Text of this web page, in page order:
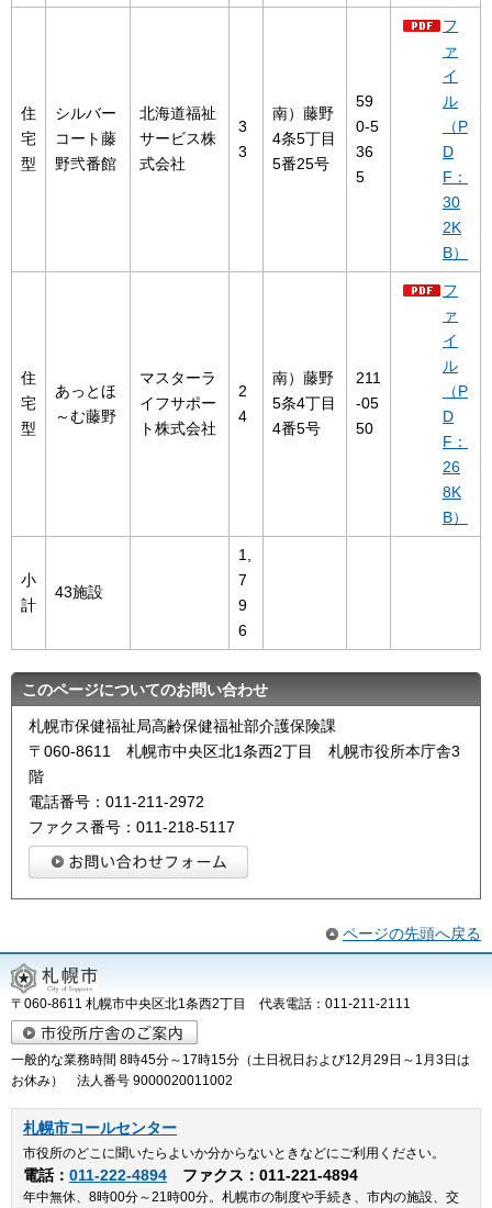
住
宅
型
シルバー
コート藤
野弐番館
北海道福祉
サービス株
式会社
3
3
南）藤野
4条5丁目
5番25号
59
0-5
36
5
フ
ァ
イ
ル
（P
D
F：
30
2K
B）
住
宅
型
あっとほ
～む藤野
マスターラ
イフサポー
ト株式会社
2
4
南）藤野
5条4丁目
4番5号
211
-05
50
フ
ァ
イ
ル
（P
D
F：
26
8K
B）
小
計
43施設
1,
7
9
6
このページについてのお問い合わせ
札幌市保健福祉局高齢保健福祉部介護保険課
〒060-8611 札幌市中央区北1条西2丁目 札幌市役所本庁舎3
階
電話番号：011-211-2972
ファクス番号：011-218-5117
ページの先頭へ戻る
〒060-8611 札幌市中央区北1条西2丁目 代表電話：011-211-2111
一般的な業務時間 8時45分～17時15分（土日祝日および12月29日～1月3日は
お休み） 法人番号 9000020011002
札幌市コールセンター
市役所のどこに聞いたらよいか分からないときなどにご利用ください。
電話： 011-222-4894 ファクス：011-221-4894
年中無休、8時00分～21時00分。札幌市の制度や手続き、市内の施設、交